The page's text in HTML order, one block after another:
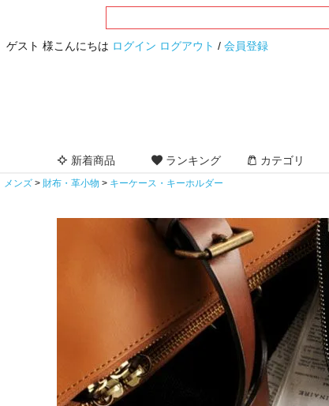
ゲスト 様こんにちは ログイン ログアウト / 会員登録
新着商品 ランキング カテゴリ
メンズ 財布・革小物 キーケース・キーホルダー